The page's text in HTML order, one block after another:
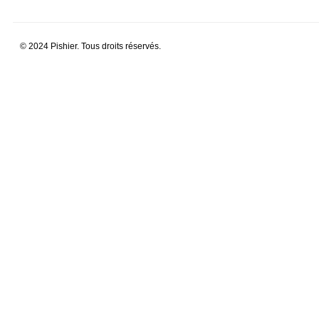
© 2024 Pishier. Tous droits réservés.